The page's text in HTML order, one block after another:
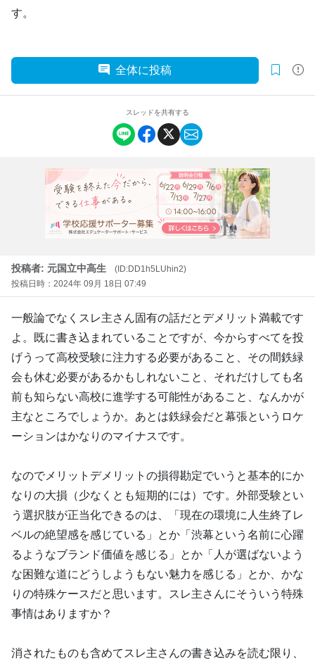
す。
全体に投稿
スレッドを共有する
投稿者: 元国立中高生
(ID:DD1h5LUhin2)
投稿日時：2024年 09月 18日 07:49
一般論でなくスレ主さん固有の話だとデメリット満載です
よ。既に書き込まれていることですが、今からすべてを投
げうって高校受験に注力する必要があること、その間鉄緑
会も休む必要があるかもしれないこと、それだけしても名
前も知らない高校に進学する可能性があること、なんかが
主なところでしょうか。あとは鉄緑会だと幕張というロケ
ーションはかなりのマイナスです。
なのでメリットデメリットの損得勘定でいうと基本的にか
なりの大損（少なくとも短期的には）です。外部受験とい
う選択肢が正当化できるのは、「現在の環境に人生終了レ
ベルの絶望感を感じている」とか「渋幕という名前に心躍
るようなブランド価値を感じる」とか「人が選ばないよう
な困難な道にどうしようもない魅力を感じる」とか、かな
りの特殊ケースだと思います。スレ主さんにそういう特殊
事情はありますか？
消されたものも含めてスレ主さんの書き込みを読む限り、